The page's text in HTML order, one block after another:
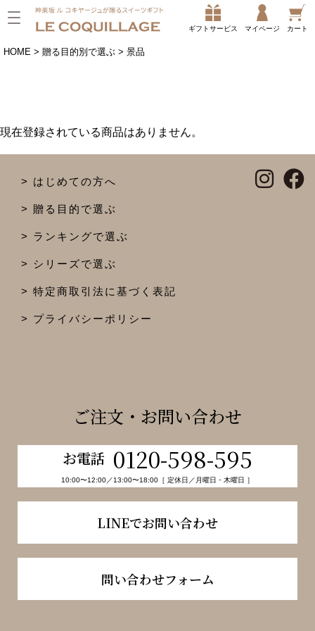
ギフトサービス マイページ カート
HOME 贈る目的別で選ぶ 景品
現在登録されている商品はありません。
はじめての方へ
贈る目的で選ぶ
ランキングで選ぶ
シリーズで選ぶ
特定商取引法に基づく表記
プライバシーポリシー
ご注文・お問い合わせ
お電話 0120-598-595
10:00〜12:00／13:00〜18:00［ 定休日／月曜日・木曜日 ］
LINEでお問い合わせ
問い合わせフォーム